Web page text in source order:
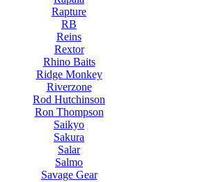
Rapture
RB
Reins
Rextor
Rhino Baits
Ridge Monkey
Riverzone
Rod Hutchinson
Ron Thompson
Saikyo
Sakura
Salar
Salmo
Savage Gear